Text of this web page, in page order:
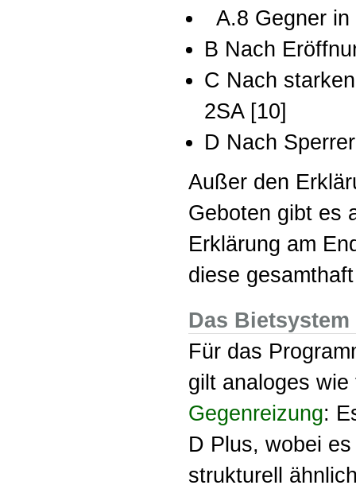
A.8 Gegner
B Nach
C Nach
2SA [10]
D Nach
Außer den
Geboten gibt es
Erklärung am
diese
Das Bietsystem
Für das
gilt analoges
Gegenreizung:
D Plus, wobei
strukturell